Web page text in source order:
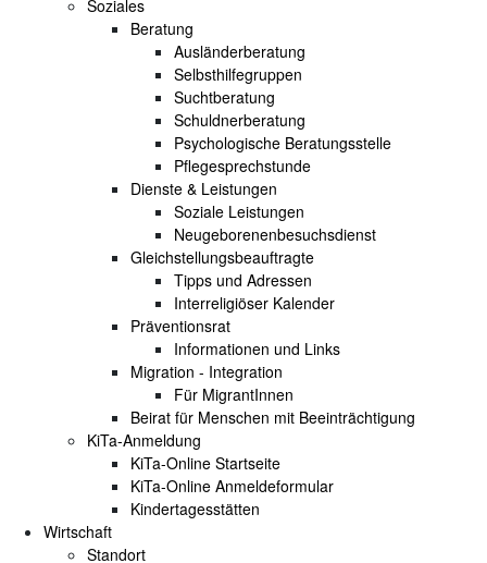
Soziales
Beratung
Ausländerberatung
Selbsthilfegruppen
Suchtberatung
Schuldnerberatung
Psychologische Beratungsstelle
Pflegesprechstunde
Dienste & Leistungen
Soziale Leistungen
Neugeborenenbesuchsdienst
Gleichstellungsbeauftragte
Tipps und Adressen
Interreligiöser Kalender
Präventionsrat
Informationen und Links
Migration - Integration
Für MigrantInnen
Beirat für Menschen mit Beeinträchtigung
KiTa-Anmeldung
KiTa-Online Startseite
KiTa-Online Anmeldeformular
Kindertagesstätten
Wirtschaft
Standort